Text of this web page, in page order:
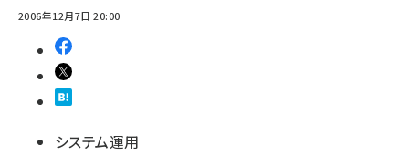
2006年12月7日 20:00
システム運用